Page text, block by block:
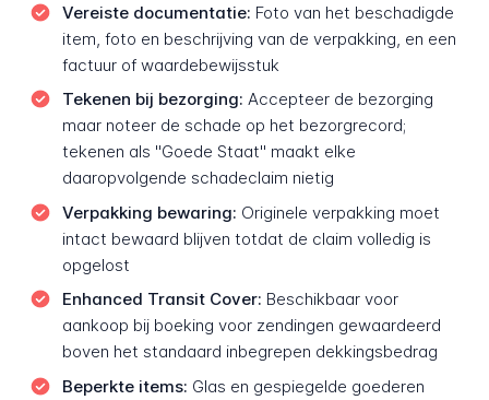
Vereiste documentatie: Foto van het beschadigde
item, foto en beschrijving van de verpakking, en een
factuur of waardebewijsstuk
Tekenen bij bezorging: Accepteer de bezorging
maar noteer de schade op het bezorgrecord;
tekenen als "Goede Staat" maakt elke
daaropvolgende schadeclaim nietig
Verpakking bewaring: Originele verpakking moet
intact bewaard blijven totdat de claim volledig is
opgelost
Enhanced Transit Cover: Beschikbaar voor
aankoop bij boeking voor zendingen gewaardeerd
boven het standaard inbegrepen dekkingsbedrag
Beperkte items: Glas en gespiegelde goederen